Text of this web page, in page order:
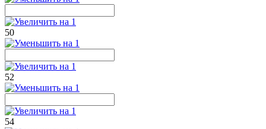
50
52
54